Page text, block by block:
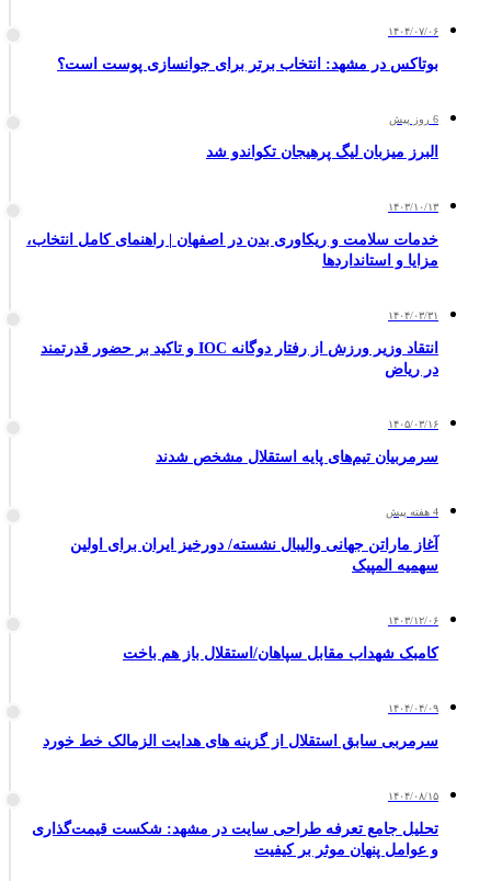
۱۴۰۴/۰۷/۰۶
بوتاکس در مشهد: انتخاب برتر برای جوانسازی پوست است؟
6 روز پیش
البرز میزبان لیگ پرهیجان تکواندو شد
۱۴۰۳/۱۰/۱۳
خدمات سلامت و ریکاوری بدن در اصفهان | راهنمای کامل انتخاب،
مزایا و استانداردها
۱۴۰۴/۰۳/۳۱
انتقاد وزیر ورزش از رفتار دوگانه IOC و تاکید بر حضور قدرتمند
در ریاض
۱۴۰۵/۰۳/۱۶
سرمربیان تیم‌های پایه استقلال مشخص شدند
4 هفته پیش
آغاز ماراتن جهانی والیبال نشسته/ دورخیز ایران برای اولین
سهمیه المپیک
۱۴۰۳/۱۲/۰۶
کامبک شهداب مقابل سپاهان/استقلال باز هم باخت
۱۴۰۴/۰۴/۰۹
سرمربی سابق استقلال از گزینه های هدایت الزمالک خط خورد
۱۴۰۴/۰۸/۱۵
تحلیل جامع تعرفه طراحی سایت در مشهد: شکست قیمت‌گذاری
و عوامل پنهان موثر بر کیفیت